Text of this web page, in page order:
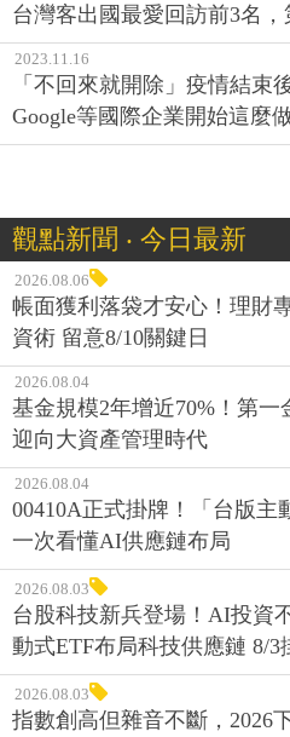
台灣客出國最愛回訪前3名
2023.11.16
「不回來就開除」疫情結束
Google等國際企業開始這麼
觀點新聞 ‧ 今日最新
2026.08.06
帳面獲利落袋才安心！理財
資術 留意8/10關鍵日
2026.08.04
基金規模2年增近70%！第
迎向大資產管理時代
2026.08.04
00410A正式掛牌！「台版主
一次看懂AI供應鏈布局
2026.08.03
台股科技新兵登場！AI投資
動式ETF布局科技供應鏈 8/3
2026.08.03
指數創高但雜音不斷，2026